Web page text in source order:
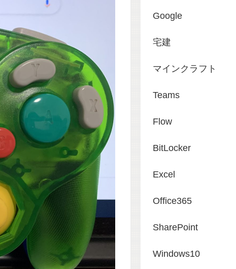
Google
宅建
マインクラフト
Teams
Flow
BitLocker
Excel
Office365
SharePoint
Windows10